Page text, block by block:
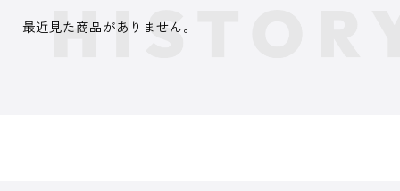
最近見た商品がありません。